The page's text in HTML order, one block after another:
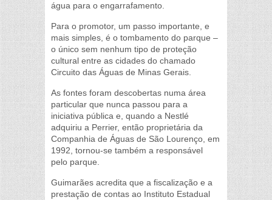
água para o engarrafamento.
Para o promotor, um passo importante, e
mais simples, é o tombamento do parque –
o único sem nenhum tipo de proteção
cultural entre as cidades do chamado
Circuito das Águas de Minas Gerais.
As fontes foram descobertas numa área
particular que nunca passou para a
iniciativa pública e, quando a Nestlé
adquiriu a Perrier, então proprietária da
Companhia de Águas de São Lourenço, em
1992, tornou-se também a responsável
pelo parque.
Guimarães acredita que a fiscalização e a
prestação de contas ao Instituto Estadual